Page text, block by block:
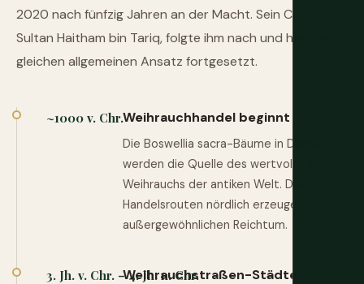
2020 nach fünfzig Jahren an der Macht. Sein Cousin,
Sultan Haitham bin Tariq, folgte ihm nach und hat den
gleichen allgemeinen Ansatz fortgesetzt.
~1000 v. Chr.Weihrauchhandel beginnt
Die Boswellia sacra-Bäume in Dhofar
werden die Quelle des wertvollsten
Weihrauchs der antiken Welt. Die
Handelsrouten nördlich erzeugen
außergewöhnlichen Reichtum.
3. Jh. v. Chr. – 4. Jh. n. Chr.Weihrauchstraßen-Städte